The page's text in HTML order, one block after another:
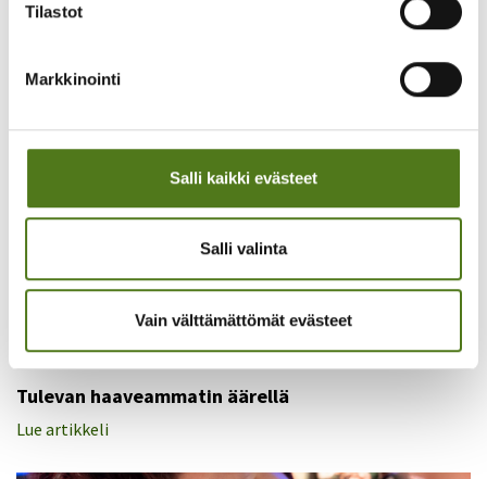
Tilastot
Markkinointi
Salli kaikki evästeet
Salli valinta
Vain välttämättömät evästeet
EPILEPSIALEHTI - NUORTEN NURKKA
Tulevan haaveammatin äärellä
Lue artikkeli